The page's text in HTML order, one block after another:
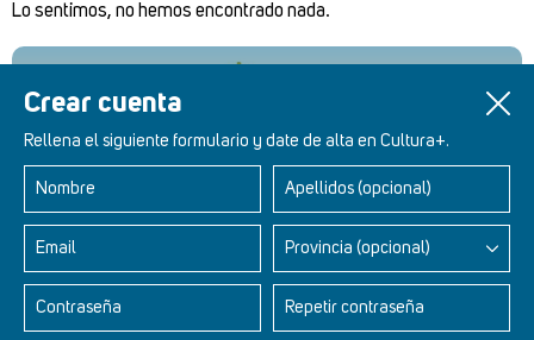
Crear cuenta
Rellena el siguiente formulario y date de alta en Cultura+.
Nombre Apellidos (opcional)
Email Provincia (opcional)
Contraseña Repetir contraseña
Lo sentimos, no hemos encontrado nada.
Retablos Renacentistas Este de León